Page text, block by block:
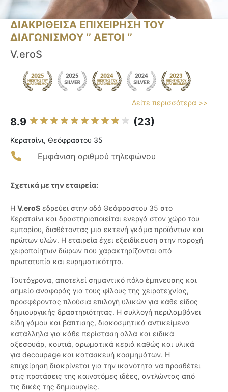
ΔΙΑΚΡΙΘΕΙΣΑ ΕΠΙΧΕΙΡΗΣΗ ΤΟΥ
ΔΙΑΓΩΝΙΣΜΟΥ ‘’ ΑΕΤΟΙ ‘’
V.eroS
Δείτε περισσότερα >>
8.9 (23)
Κερατσίνι, Θεόφραστου 35
Εμφάνιση αριθμού τηλεφώνου
Σχετικά με την εταιρεία:
Η V.eroS εδρεύει στην οδό Θεόφραστου 35 στο
Κερατσίνι και δραστηριοποιείται ενεργά στον χώρο του
εμπορίου, διαθέτοντας μια εκτενή γκάμα προϊόντων και
πρώτων υλών. Η εταιρεία έχει εξειδίκευση στην παροχή
χειροποίητων δώρων που χαρακτηρίζονται από
πρωτοτυπία και ευρηματικότητα.
Ταυτόχρονα, αποτελεί σημαντικό πόλο έμπνευσης και
σημείο αναφοράς για τους φίλους της χειροτεχνίας,
προσφέροντας πλούσια επιλογή υλικών για κάθε είδος
δημιουργικής δραστηριότητας. Η συλλογή περιλαμβάνει
είδη γάμου και βάπτισης, διακοσμητικά αντικείμενα
κατάλληλα για κάθε περίσταση αλλά και ειδικά
αξεσουάρ, κουτιά, αρωματικά κεριά καθώς και υλικά
για decoupage και κατασκευή κοσμημάτων. Η
επιχείρηση διακρίνεται για την ικανότητα να προσθέτει
στις προτάσεις της καινοτόμες ιδέες, αντλώντας από
τις δικές της δημιουργίες.